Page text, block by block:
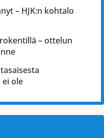
– HJK:n kohtalo
– ottelun
ei ole